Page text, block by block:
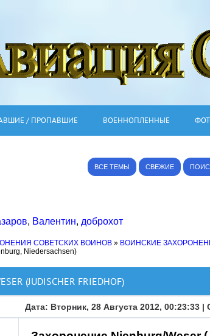
/ ПРОПАВШИЕ ВОЕННОПЛЕННЫЕ
ВСЕ ТЕМЫ СВЕЖИЕ
, Валентин, доброхот
СОВЕТСКИХ ВОИНОВ » ВОИНСКИЕ
Niedersachsen)
(JUDISCHER FRIEDHOF)
Дата: Вторник, 28 Августа 2012, 00:23:33